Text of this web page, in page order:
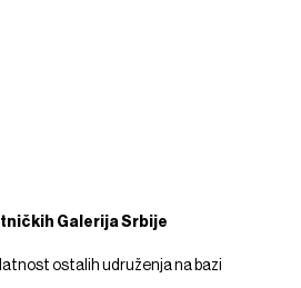
Galerija Srbije
ostalih udruženja na bazi